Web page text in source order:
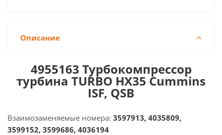
Описание
4955163 Турбокомпрессор
турбина TURBO HX35 Cummins
ISF, QSB
Взаимозаменяемые номера: 3597913, 4035809,
3599152, 3599686, 4036194